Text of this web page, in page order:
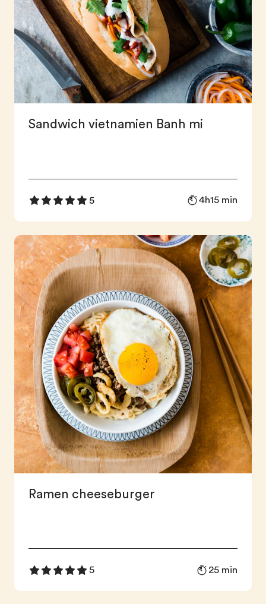
Sandwich vietnamien Banh mi
5 4h15 min
Ramen cheeseburger
5 25 min